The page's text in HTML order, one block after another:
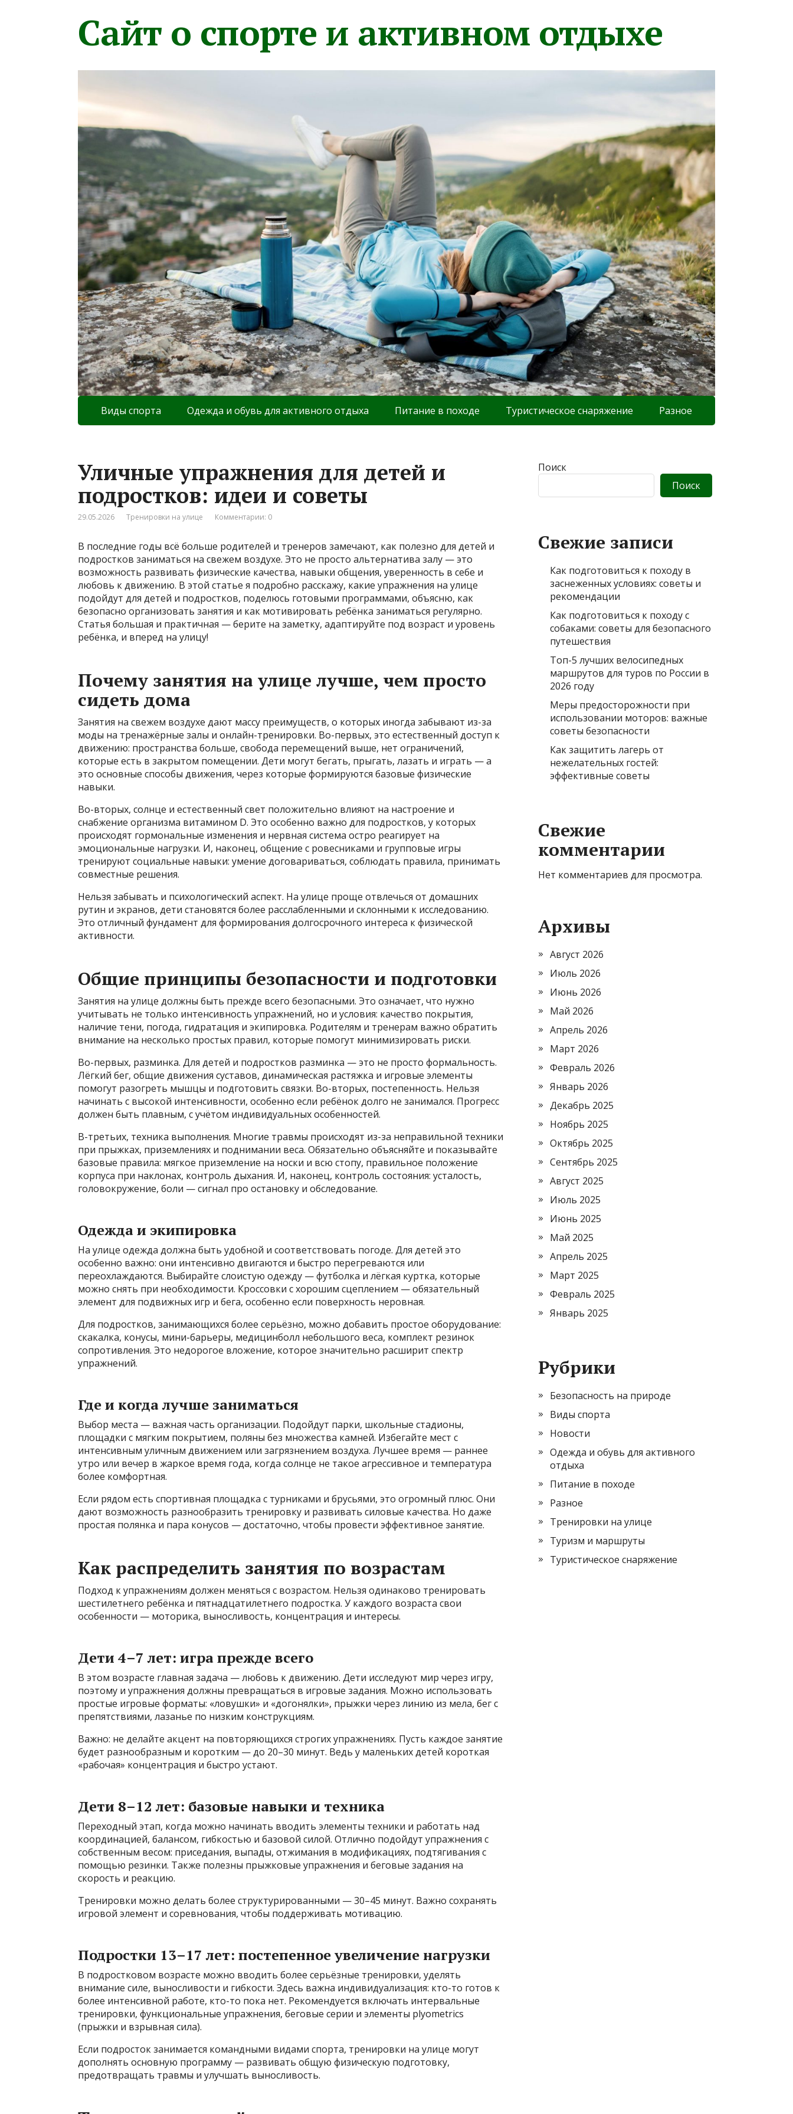
Сайт о спорте и активном отдыхе
Виды спорта Одежда и обувь для активного отдыха Питание в походе Туристическое снаряжение Разное
Уличные упражнения для детей и
подростков: идеи и советы
29.05.2026 Тренировки на улице Комментарии: 0
В последние годы всё больше родителей и тренеров замечают, как полезно для детей и
подростков заниматься на свежем воздухе. Это не просто альтернатива залу — это
возможность развивать физические качества, навыки общения, уверенность в себе и
любовь к движению. В этой статье я подробно расскажу, какие упражнения на улице
подойдут для детей и подростков, поделюсь готовыми программами, объясню, как
безопасно организовать занятия и как мотивировать ребёнка заниматься регулярно.
Статья большая и практичная — берите на заметку, адаптируйте под возраст и уровень
ребёнка, и вперед на улицу!
Почему занятия на улице лучше, чем просто
сидеть дома
Занятия на свежем воздухе дают массу преимуществ, о которых иногда забывают из-за
моды на тренажёрные залы и онлайн-тренировки. Во-первых, это естественный доступ к
движению: пространства больше, свобода перемещений выше, нет ограничений,
которые есть в закрытом помещении. Дети могут бегать, прыгать, лазать и играть — а
это основные способы движения, через которые формируются базовые физические
навыки.
Во-вторых, солнце и естественный свет положительно влияют на настроение и
снабжение организма витамином D. Это особенно важно для подростков, у которых
происходят гормональные изменения и нервная система остро реагирует на
эмоциональные нагрузки. И, наконец, общение с ровесниками и групповые игры
тренируют социальные навыки: умение договариваться, соблюдать правила, принимать
совместные решения.
Нельзя забывать и психологический аспект. На улице проще отвлечься от домашних
рутин и экранов, дети становятся более расслабленными и склонными к исследованию.
Это отличный фундамент для формирования долгосрочного интереса к физической
активности.
Общие принципы безопасности и подготовки
Занятия на улице должны быть прежде всего безопасными. Это означает, что нужно
учитывать не только интенсивность упражнений, но и условия: качество покрытия,
наличие тени, погода, гидратация и экипировка. Родителям и тренерам важно обратить
внимание на несколько простых правил, которые помогут минимизировать риски.
Во-первых, разминка. Для детей и подростков разминка — это не просто формальность.
Лёгкий бег, общие движения суставов, динамическая растяжка и игровые элементы
помогут разогреть мышцы и подготовить связки. Во-вторых, постепенность. Нельзя
начинать с высокой интенсивности, особенно если ребёнок долго не занимался. Прогресс
должен быть плавным, с учётом индивидуальных особенностей.
В-третьих, техника выполнения. Многие травмы происходят из-за неправильной техники
при прыжках, приземлениях и поднимании веса. Обязательно объясняйте и показывайте
базовые правила: мягкое приземление на носки и всю стопу, правильное положение
корпуса при наклонах, контроль дыхания. И, наконец, контроль состояния: усталость,
головокружение, боли — сигнал про остановку и обследование.
Одежда и экипировка
На улице одежда должна быть удобной и соответствовать погоде. Для детей это
особенно важно: они интенсивно двигаются и быстро перегреваются или
переохлаждаются. Выбирайте слоистую одежду — футболка и лёгкая куртка, которые
можно снять при необходимости. Кроссовки с хорошим сцеплением — обязательный
элемент для подвижных игр и бега, особенно если поверхность неровная.
Для подростков, занимающихся более серьёзно, можно добавить простое оборудование:
скакалка, конусы, мини-барьеры, медицинболл небольшого веса, комплект резинок
сопротивления. Это недорогое вложение, которое значительно расширит спектр
упражнений.
Где и когда лучше заниматься
Выбор места — важная часть организации. Подойдут парки, школьные стадионы,
площадки с мягким покрытием, поляны без множества камней. Избегайте мест с
интенсивным уличным движением или загрязнением воздуха. Лучшее время — раннее
утро или вечер в жаркое время года, когда солнце не такое агрессивное и температура
более комфортная.
Если рядом есть спортивная площадка с турниками и брусьями, это огромный плюс. Они
дают возможность разнообразить тренировку и развивать силовые качества. Но даже
простая полянка и пара конусов — достаточно, чтобы провести эффективное занятие.
Как распределить занятия по возрастам
Подход к упражнениям должен меняться с возрастом. Нельзя одинаково тренировать
шестилетнего ребёнка и пятнадцатилетнего подростка. У каждого возраста свои
особенности — моторика, выносливость, концентрация и интересы.
Дети 4–7 лет: игра прежде всего
В этом возрасте главная задача — любовь к движению. Дети исследуют мир через игру,
поэтому и упражнения должны превращаться в игровые задания. Можно использовать
простые игровые форматы: «ловушки» и «догонялки», прыжки через линию из мела, бег с
препятствиями, лазанье по низким конструкциям.
Важно: не делайте акцент на повторяющихся строгих упражнениях. Пусть каждое занятие
будет разнообразным и коротким — до 20–30 минут. Ведь у маленьких детей короткая
«рабочая» концентрация и быстро устают.
Дети 8–12 лет: базовые навыки и техника
Переходный этап, когда можно начинать вводить элементы техники и работать над
координацией, балансом, гибкостью и базовой силой. Отлично подойдут упражнения с
собственным весом: приседания, выпады, отжимания в модификациях, подтягивания с
помощью резинки. Также полезны прыжковые упражнения и беговые задания на
скорость и реакцию.
Тренировки можно делать более структурированными — 30–45 минут. Важно сохранять
игровой элемент и соревнования, чтобы поддерживать мотивацию.
Подростки 13–17 лет: постепенное увеличение нагрузки
В подростковом возрасте можно вводить более серьёзные тренировки, уделять
внимание силе, выносливости и гибкости. Здесь важна индивидуализация: кто-то готов к
более интенсивной работе, кто-то пока нет. Рекомендуется включать интервальные
тренировки, функциональные упражнения, беговые серии и элементы plyometrics
(прыжки и взрывная сила).
Если подросток занимается командными видами спорта, тренировки на улице могут
дополнять основную программу — развивать общую физическую подготовку,
предотвращать травмы и улучшать выносливость.
Поиск
Поиск
Свежие записи
Как подготовиться к походу в
заснеженных условиях: советы и
рекомендации
Как подготовиться к походу с
собаками: советы для безопасного
путешествия
Топ-5 лучших велосипедных
маршрутов для туров по России в
2026 году
Меры предосторожности при
использовании моторов: важные
советы безопасности
Как защитить лагерь от
нежелательных гостей:
эффективные советы
Свежие
комментарии
Нет комментариев для просмотра.
Архивы
Август 2026
Июль 2026
Июнь 2026
Май 2026
Апрель 2026
Март 2026
Февраль 2026
Январь 2026
Декабрь 2025
Ноябрь 2025
Октябрь 2025
Сентябрь 2025
Август 2025
Июль 2025
Июнь 2025
Май 2025
Апрель 2025
Март 2025
Февраль 2025
Январь 2025
Рубрики
Безопасность на природе
Виды спорта
Новости
Одежда и обувь для активного
отдыха
Питание в походе
Разное
Тренировки на улице
Туризм и маршруты
Туристическое снаряжение